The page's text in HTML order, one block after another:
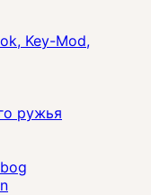
Key-Mod,
ружья